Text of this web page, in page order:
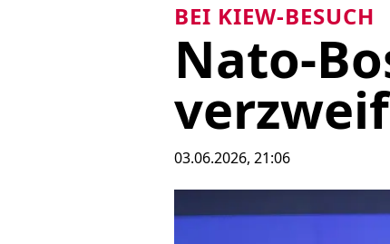
BEI KIEW-BESUCH
Nato-
03.06.2026, 21:06